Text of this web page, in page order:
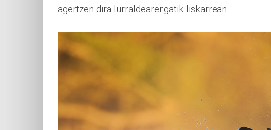
agertzen dira lurraldearengatik liskarrean.